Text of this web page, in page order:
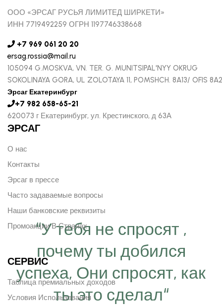
“У тебя не спросят ,
почему ты добился
успеха, Они спросят, как
ты это сделал“
ООО «ЭРСАГ РУСЬЯ ЛИМИТЕД ШИРКЕТИ»
ИНН 7719492259 ОГРН 1197746338668
+7 969 061 20 20
ersag.rossia@mail.ru
105094 G.MOSKVA, VN. TER. G. MUNITSIPAL'NYY OKRUG
SOKOLINAYA GORA, UL ZOLOTAYA 11, POMSHCH. 8A13/ OFIS
Эрсаг Екатеринбург
+7 982 658-65-21
620073 г Екатеринбург, ул. Крестинского, д 63А
ЭРСАГ
О нас
Контакты
Эрсаг в прессе
Часто задаваемые вопросы
Наши банковские реквизиты
Промоакции В Странах
СЕРВИС
Таблица премиальных доходов
Условия Использования